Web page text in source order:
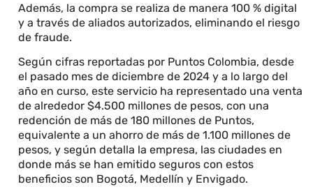
Además, la compra se realiza de manera 100 % digital
y a través de aliados autorizados, eliminando el riesgo
de fraude.
Según cifras reportadas por Puntos Colombia, desde
el pasado mes de diciembre de 2024 y a lo largo del
año en curso, este servicio ha representado una venta
de alrededor $4.500 millones de pesos, con una
redención de más de 180 millones de Puntos,
equivalente a un ahorro de más de 1.100 millones de
pesos, y según detalla la empresa, las ciudades en
donde más se han emitido seguros con estos
beneficios son Bogotá, Medellín y Envigado.